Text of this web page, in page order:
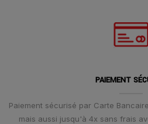
PAIEMENT
Paiement sécurisé par Carte
mais aussi jusqu'à 4x sans frais